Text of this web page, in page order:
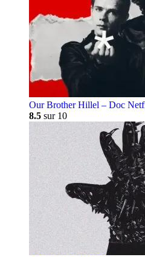
Our Brother Hillel – Doc
8.5 sur 10